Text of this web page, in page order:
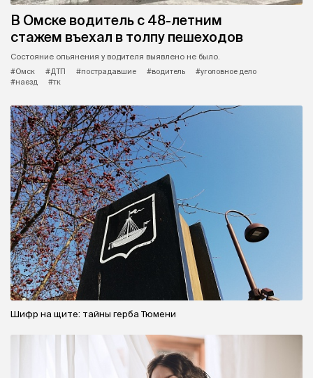
В Омске водитель с 48-летним
стажем въехал в толпу пешеходов
Состояние опьянения у водителя выявлено не было.
#Омск
#ДТП #пострадавшие #водитель
#уголовное дело
#наезд
#тк
Шифр на щите: тайны герба Тюмени